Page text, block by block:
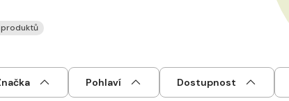
Pohlaví Dostupnost